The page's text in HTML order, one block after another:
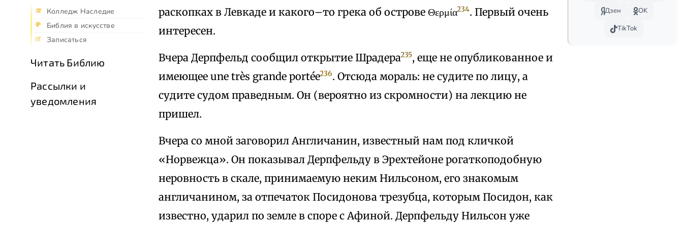
Колледж Наследие
Библия в искусстве
Записаться
Читать Библию
Рассылки и
уведомления
раскопках в Левкаде и какого–то грека об острове Θερμία234. Первый очень
интересен.
Вчера Дерпфельд сообщил открытие Шрадера235, еще не опубликованное и
имеющее une très grande portée236. Отсюда мораль: не судите по лицу, а
судите судом праведным. Он (вероятно из скромности) на лекцию не
пришел.
Вчера со мной заговорил Англичанин, известный нам под кличкой
«Норвежца». Он показывал Дерпфельду в Эрехтейоне рогаткоподобную
неровность в скале, принимаемую неким Нильсоном, его знакомым
англичанином, за отпечаток Посидонова трезубца, которым Посидон, как
известно, ударил по земле в споре с Афиной. Дерпфельду Нильсон уже
Дзен
OK
TikTok